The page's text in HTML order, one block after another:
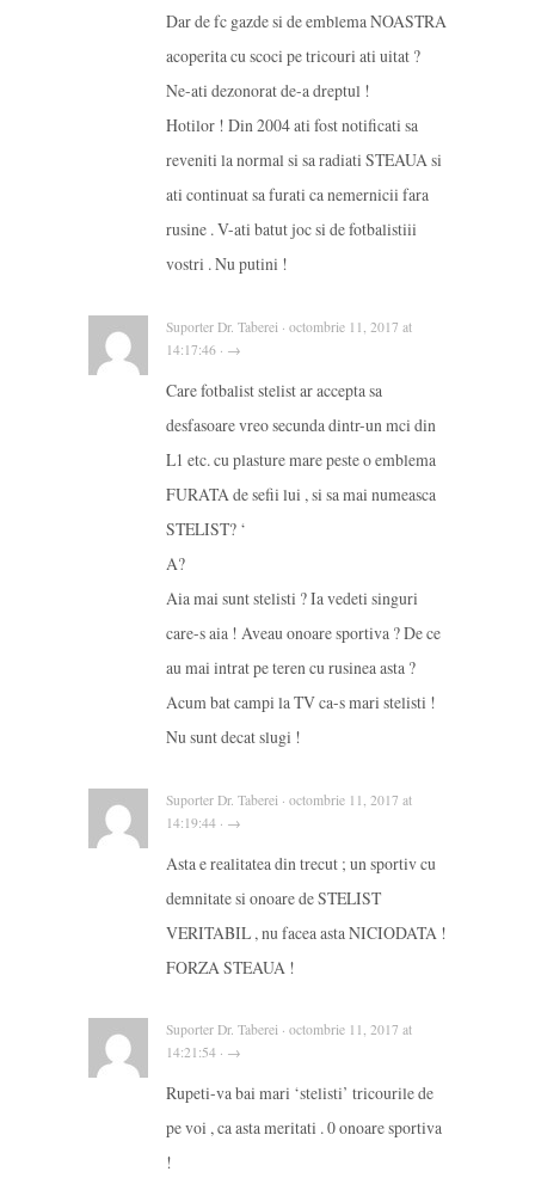
Dar de fc gazde si de emblema NOASTRA
acoperita cu scoci pe tricouri ati uitat ?
Ne-ati dezonorat de-a dreptul !
Hotilor ! Din 2004 ati fost notificati sa
reveniti la normal si sa radiati STEAUA si
ati continuat sa furati ca nemernicii fara
rusine . V-ati batut joc si de fotbalistiii
vostri . Nu putini !
Suporter Dr. Taberei · octombrie 11, 2017 at
14:17:46 · →
Care fotbalist stelist ar accepta sa
desfasoare vreo secunda dintr-un mci din
L1 etc. cu plasture mare peste o emblema
FURATA de sefii lui , si sa mai numeasca
STELIST? ‘
A?
Aia mai sunt stelisti ? Ia vedeti singuri
care-s aia ! Aveau onoare sportiva ? De ce
au mai intrat pe teren cu rusinea asta ?
Acum bat campi la TV ca-s mari stelisti !
Nu sunt decat slugi !
Suporter Dr. Taberei · octombrie 11, 2017 at
14:19:44 · →
Asta e realitatea din trecut ; un sportiv cu
demnitate si onoare de STELIST
VERITABIL , nu facea asta NICIODATA !
FORZA STEAUA !
Suporter Dr. Taberei · octombrie 11, 2017 at
14:21:54 · →
Rupeti-va bai mari ‘stelisti’ tricourile de
pe voi , ca asta meritati . 0 onoare sportiva
!